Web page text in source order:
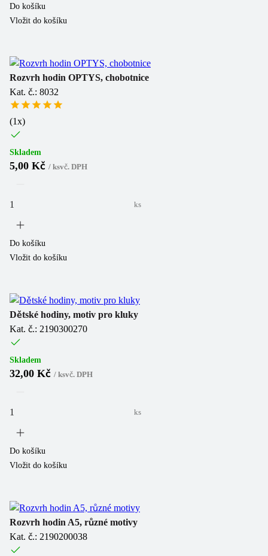
Do košíku
Vložit do košíku
Rozvrh hodin OPTYS, chobotnice
Kat. č.: 8032
(1x)
Skladem
5,00 Kč / ksvč. DPH
ks
Do košíku
Vložit do košíku
Dětské hodiny, motiv pro kluky
Kat. č.: 2190300270
Skladem
32,00 Kč / ksvč. DPH
ks
Do košíku
Vložit do košíku
Rozvrh hodin A5, různé motivy
Kat. č.: 2190200038